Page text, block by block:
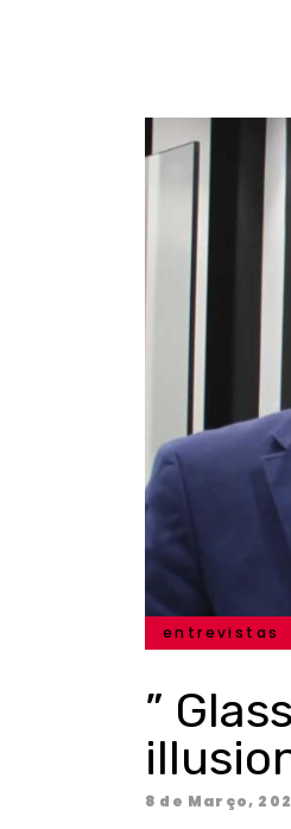
entrevistas
”
8 de Março,